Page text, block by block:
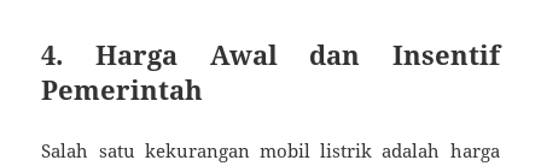
4. Harga Awal dan Insentif
Pemerintah
Salah satu kekurangan mobil listrik adalah harga